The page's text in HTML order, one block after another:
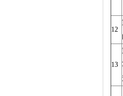
12
13